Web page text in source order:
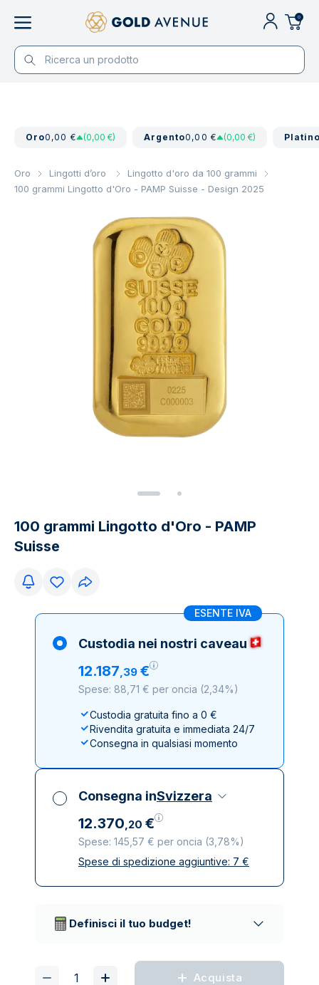
0
Oro0,00 € (0,00 €) Argento0,00 € (0,00 €)
Oro Lingotti d’oro
Lingotto d'oro da 100 grammi
100 grammi Lingotto d'Oro - PAMP Suisse - Design 2025
100 grammi Lingotto d'Oro - PAMP
Suisse
ESENTE IVA
Custodia nei nostri caveau
12.187,39 €
Spese: 88,71 € per oncia (2,34%)
Custodia gratuita fino a 0 €
Rivendita gratuita e immediata 24/7
Consegna in qualsiasi momento
Consegna inSvizzera
12.370,20 €
Spese: 145,57 € per oncia (3,78%)
Tutte le tasse incluse
Spese di spedizione aggiuntive: 7 €
Definisci il tuo budget!
Acquista